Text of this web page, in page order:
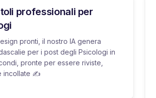
professionali per
pronti, il nostro IA genera
per i post degli Psicologi in
pronte per essere riviste,
incollate ✍️